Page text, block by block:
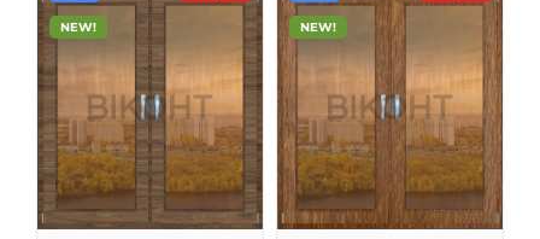
NEW! NEW!